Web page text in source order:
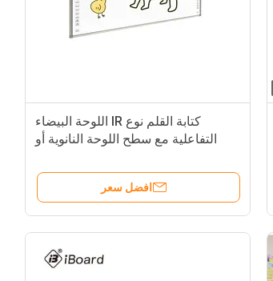
كتابة القلم نوع IR اللوحة البيضاء
التفاعلية مع سطح اللوحة النانوية أو
الحمراء
افضل سعر